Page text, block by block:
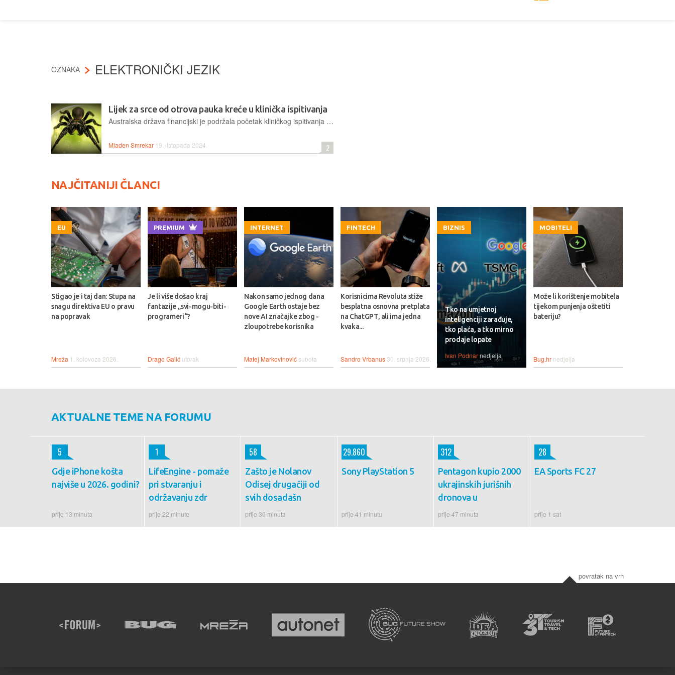
OZNAKA ELEKTRONIČKI JEZIK
Lijek za srce od otrova pauka kreće u klinička ispitivanja
Australska država financijski je podržala početak kliničkog ispitivanja prvog lijeka za liječenje srčanog udara i zaštitu donorskih srca koji će se sljedeće četiri godine provoditi na ljudima
Mladen Smrekar 19. listopada 2024. 2
NAJČITANIJI ČLANCI
EU
Stigao je i taj dan: Stupa na
snagu direktiva EU o pravu
na popravak
Mreža 1. kolovoza 2026.
PREMIUM
Je li više došao kraj
fantazije „svi-mogu-biti-
programeri“?
Drago Galić utorak
INTERNET
Nakon samo jednog dana
Google Earth ostaje bez
nove AI značajke zbog -
zloupotrebe korisnika
Matej Markovinović subota
FINTECH
Korisnicima Revoluta stiže
besplatna osnovna pretplata
na ChatGPT, ali ima jedna
kvaka...
Sandro Vrbanus 30. srpnja 2026.
BIZNIS
Tko na umjetnoj
inteligenciji zarađuje,
tko plaća, a tko mirno
prodaje lopate
Ivan Podnarnedjelja
MOBITELI
Može li korištenje mobitela
tijekom punjenja oštetiti
bateriju?
Bug.hr nedjelja
AKTUALNE TEME NA FORUMU
Gdje iPhone košta
najviše u 2026. godini?
prije 13 minuta
5
LifeEngine - pomaže
pri stvaranju i
održavanju zdr
prije 22 minute
1
Zašto je Nolanov
Odisej drugačiji od
svih dosadašn
prije 30 minuta
58
Sony PlayStation 5
prije 41 minutu
29.860
Pentagon kupio 2000
ukrajinskih jurišnih
dronova u
prije 47 minuta
312
EA Sports FC 27
prije 1 sat
28
povratak na vrh